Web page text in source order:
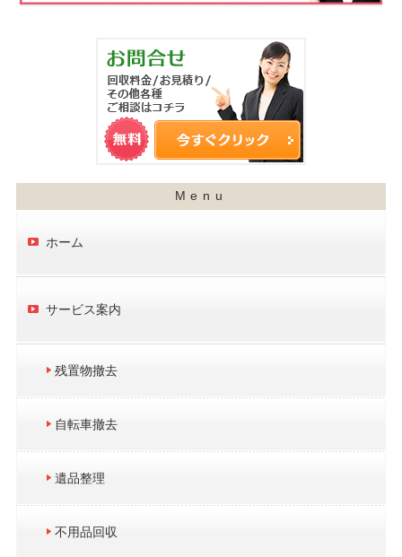
ホーム
サービス案内
残置物撤去
自転車撤去
遺品整理
不用品回収